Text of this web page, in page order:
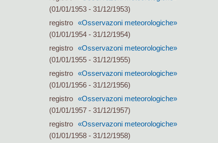
(01/01/1953 - 31/12/1953)
registro «Osservazoni meteorologiche»
(01/01/1954 - 31/12/1954)
registro «Osservazoni meteorologiche»
(01/01/1955 - 31/12/1955)
registro «Osservazoni meteorologiche»
(01/01/1956 - 31/12/1956)
registro «Osservazoni meteorologiche»
(01/01/1957 - 31/12/1957)
registro «Osservazoni meteorologiche»
(01/01/1958 - 31/12/1958)